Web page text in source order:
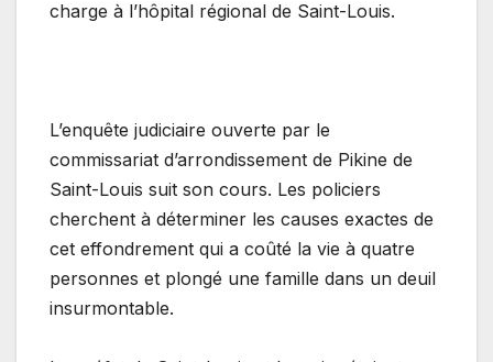
charge à l’hôpital régional de Saint-Louis.
L’enquête judiciaire ouverte par le
commissariat d’arrondissement de Pikine de
Saint-Louis suit son cours. Les policiers
cherchent à déterminer les causes exactes de
cet effondrement qui a coûté la vie à quatre
personnes et plongé une famille dans un deuil
insurmontable.